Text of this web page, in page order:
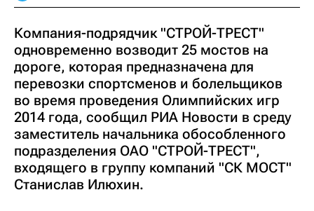
Компания-подрядчик "СТРОЙ-ТРЕСТ"
одновременно возводит 25 мостов на
дороге, которая предназначена для
перевозки спортсменов и болельщиков
во время проведения Олимпийских игр
2014 года, сообщил РИА Новости в среду
заместитель начальника обособленного
подразделения ОАО "СТРОЙ-ТРЕСТ",
входящего в группу компаний "СК МОСТ"
Станислав Илюхин.